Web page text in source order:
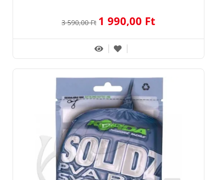
3 590,00 Ft 1 990,00 Ft